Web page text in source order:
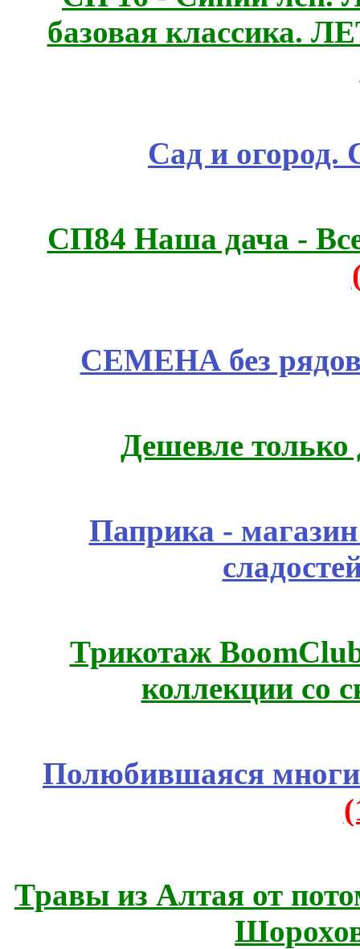
базовая
Сад и огород.
СП84 Наша дача -
СЕМЕНА без
Дешевле
Паприка -
Трикотаж
коллекции со
Полюбившаяся
Травы из Алтая от